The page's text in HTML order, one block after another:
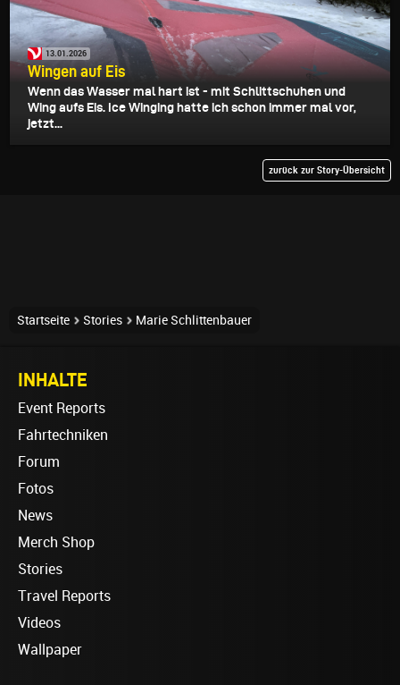
13.01.2026
Wingen auf Eis
Wenn das Wasser mal hart ist - mit Schlittschuhen und
Wing aufs Eis. Ice Winging hatte ich schon immer mal vor,
jetzt...
zurück zur Story-Übersicht
Startseite Stories Marie Schlittenbauer
INHALTE
Event Reports
Fahrtechniken
Forum
Fotos
News
Merch Shop
Stories
Travel Reports
Videos
Wallpaper